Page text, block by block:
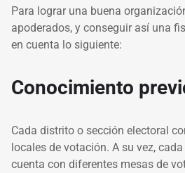
Para lograr una buena
apoderados, y conseguir así una
en cuenta lo siguiente:
Conocimiento
Cada distrito o sección electoral
locales de votación. A su vez,
cuenta con diferentes mesas de